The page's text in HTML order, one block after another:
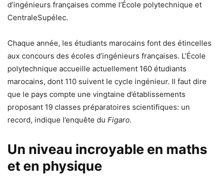
d’ingénieurs françaises comme l’École polytechnique et
CentraleSupélec.
Chaque année, les étudiants marocains font des étincelles
aux concours des écoles d’ingénieurs françaises. L’École
polytechnique accueille actuellement 160 étudiants
marocains, dont 110 suivent le cycle ingénieur. Il faut dire
que le pays compte une vingtaine d’établissements
proposant 19 classes préparatoires scientifiques: un
record, indique l’enquête du Figaro.
Un niveau incroyable en maths
et en physique